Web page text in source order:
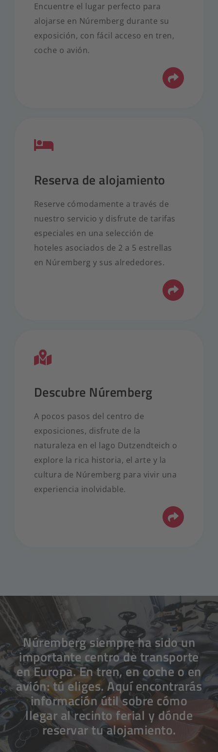
Encuentre el lugar perfecto para
alojarse en Núremberg durante su
exposición, con fácil acceso en tren,
coche o avión.
Reserva de alojamiento
Reserve cómodamente a través de
nuestro servicio y disfrute de tarifas
especiales en una selección de
hoteles asociados de 2 a 5 estrellas
en Núremberg y sus alrededores.
Descubre Núremberg
A pocos pasos del centro de
exposiciones, disfrute de la
naturaleza en el lago Dutzendteich o
explore la rica historia, el arte y la
cultura de Núremberg para vivir una
experiencia inolvidable.
Núremberg siempre ha sido un
importante centro de transporte
en Europa. En tren, en coche o en
avión: tú eliges. Aquí encontrarás
información útil sobre cómo
llegar al recinto ferial y dónde
reservar tu alojamiento.